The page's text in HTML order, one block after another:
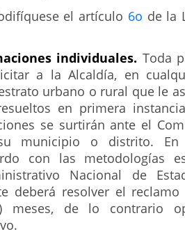
el artículo 6o de la
individuales. Toda
a la Alcaldía, en
urbano o rural que le
en primera
se surtirán ante el
municipio o distrito.
con las metodologías
Nacional de
deberá resolver el
meses, de lo contrario